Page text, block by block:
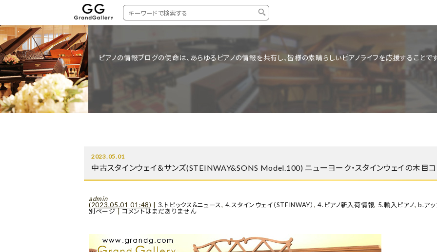
タイプ
中古グランドピアノ
中古アップライトピアノ
コンサートグランドピアノ
YAMAHA
KAWAI
STEINWAY&SONS
BOSTON
DIAPASON
もっとみる
スタ
新品
ピアノの情報ブログの使命は、あらゆるピアノの情報を共有し、皆様の素晴らしいピアノライフを応援することです
2023.05.01
中古スタインウェイ＆サンズ(STEINWAY&SONS Model.100) ニューヨーク・スタインウェイの木目コ
admin
(2023.05.01 01:48) 3.トピックス&ニュース, 4.スタインウェイ（STEINWAY） ,4.ピアノ新入荷情報, 5.輸入ピアノ, b.アッ
別ページ|コメントはまだありません